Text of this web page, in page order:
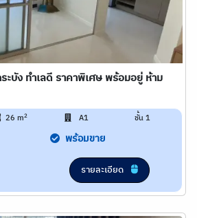
ะบัง ทำเลดี ราคาพิเศษ พร้อมอยู่ ห้าม
26 m2 A1 ชั้น 1
พร้อมขาย
รายละเอียด